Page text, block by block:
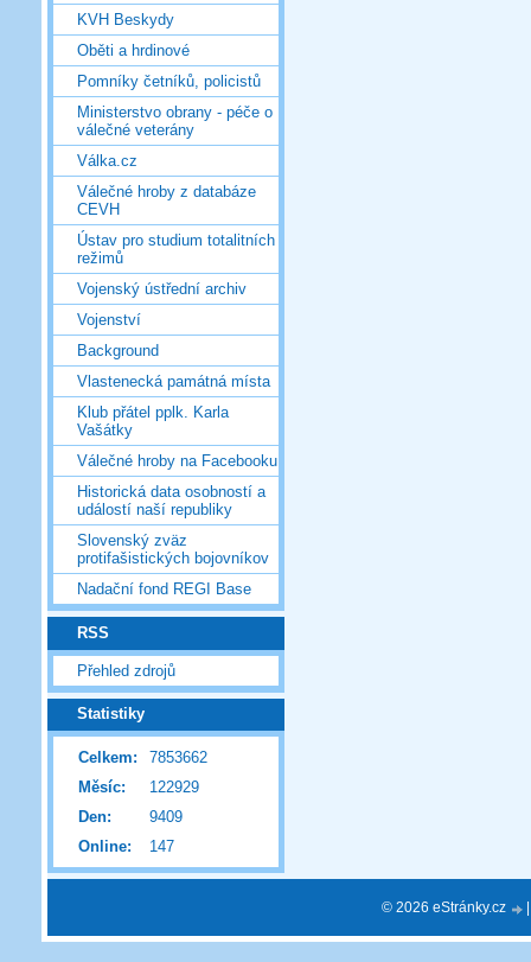
KVH Beskydy
Oběti a hrdinové
Pomníky četníků, policistů
Ministerstvo obrany - péče o
válečné veterány
Válka.cz
Válečné hroby z databáze
CEVH
Ústav pro studium totalitních
režimů
Vojenský ústřední archiv
Vojenství
Background
Vlastenecká památná místa
Klub přátel pplk. Karla
Vašátky
Válečné hroby na Facebooku
Historická data osobností a
událostí naší republiky
Slovenský zväz
protifašistických bojovníkov
Nadační fond REGI Base
RSS
Přehled zdrojů
Statistiky
Online: 147
Celkem:
7853662
Měsíc:
122929
Den:
9409
© 2026 eStránky.cz